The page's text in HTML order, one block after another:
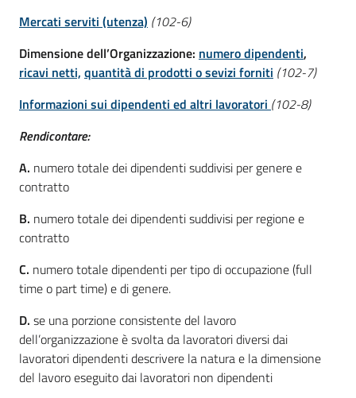
Mercati serviti (utenza) (102-6)
Dimensione dell’Organizzazione: numero dipendenti,
ricavi netti, quantità di prodotti o sevizi forniti (102-7)
Informazioni sui dipendenti ed altri lavoratori (102-8)
Rendicontare:
A. numero totale dei dipendenti suddivisi per genere e
contratto
B. numero totale dei dipendenti suddivisi per regione e
contratto
C. numero totale dipendenti per tipo di occupazione (full
time o part time) e di genere.
D. se una porzione consistente del lavoro
dell’organizzazione è svolta da lavoratori diversi dai
lavoratori dipendenti descrivere la natura e la dimensione
del lavoro eseguito dai lavoratori non dipendenti